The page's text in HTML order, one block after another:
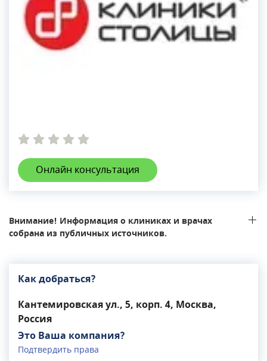
Онлайн консультация
Внимание! Информация о клиниках и врачах
собрана из публичных источников.
Как добраться?
Кантемировская ул., 5, корп. 4, Москва,
Россия
Это Ваша компания?
Подтвердить права